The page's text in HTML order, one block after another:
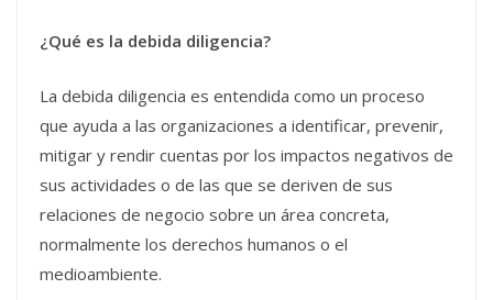
¿Qué es la debida diligencia?
La debida diligencia es entendida como un proceso
que ayuda a las organizaciones a identificar, prevenir,
mitigar y rendir cuentas por los impactos negativos de
sus actividades o de las que se deriven de sus
relaciones de negocio sobre un área concreta,
normalmente los derechos humanos o el
medioambiente.